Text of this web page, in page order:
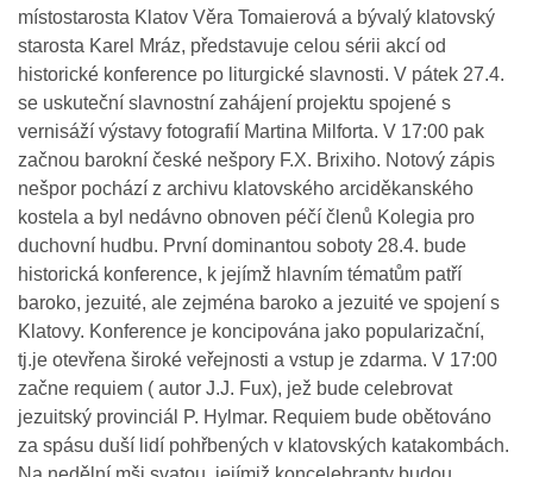
místostarosta Klatov Věra Tomaierová a bývalý klatovský
starosta Karel Mráz, představuje celou sérii akcí od
historické konference po liturgické slavnosti. V pátek 27.4.
se uskuteční slavnostní zahájení projektu spojené s
vernisáží výstavy fotografií Martina Milforta. V 17:00 pak
začnou barokní české nešpory F.X. Brixiho. Notový zápis
nešpor pochází z archivu klatovského arciděkanského
kostela a byl nedávno obnoven péčí členů Kolegia pro
duchovní hudbu. První dominantou soboty 28.4. bude
historická konference, k jejímž hlavním tématům patří
baroko, jezuité, ale zejména baroko a jezuité ve spojení s
Klatovy. Konference je koncipována jako popularizační,
tj.je otevřena široké veřejnosti a vstup je zdarma. V 17:00
začne requiem ( autor J.J. Fux), jež bude celebrovat
jezuitský provinciál P. Hylmar. Requiem bude obětováno
za spásu duší lidí pohřbených v klatovských katakombách.